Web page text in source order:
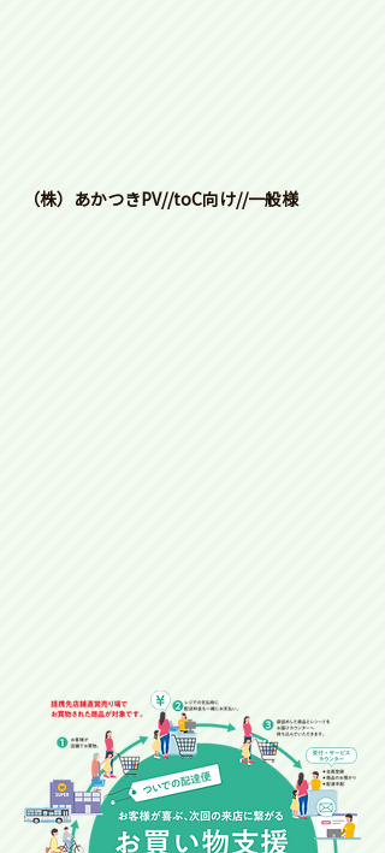
（株）あかつきPV//toC向け//一般様